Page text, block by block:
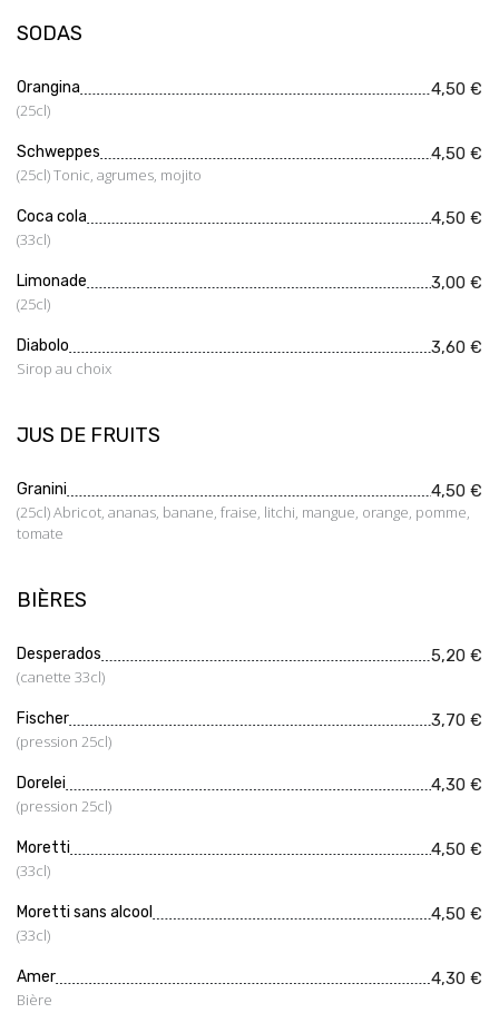
SODAS
4,50 €
Orangina
(25cl)
4,50 €
Schweppes
(25cl) Tonic, agrumes, mojito
4,50 €
Coca cola
(33cl)
3,00 €
Limonade
(25cl)
3,60 €
Diabolo
Sirop au choix
JUS DE FRUITS
4,50 €
Granini
(25cl) Abricot, ananas, banane, fraise, litchi, mangue, orange, pomme,
tomate
BIÈRES
5,20 €
Desperados
(canette 33cl)
3,70 €
Fischer
(pression 25cl)
4,30 €
Dorelei
(pression 25cl)
4,50 €
Moretti
(33cl)
4,50 €
Moretti sans alcool
(33cl)
4,30 €
Amer
Bière